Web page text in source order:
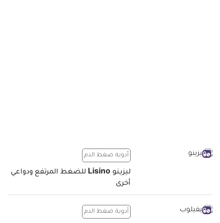
أدوية ضغط الدم
ليزينو Lisino للضغط المرتفع ودواعي
أخرى
أدوية ضغط الدم